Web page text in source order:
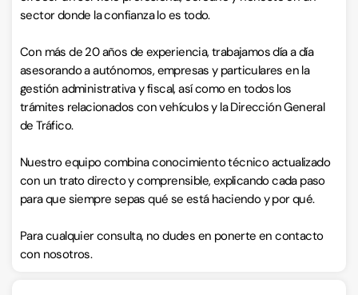
sector donde la confianza lo es todo.
Con más de 20 años de experiencia, trabajamos día a día
asesorando a autónomos, empresas y particulares en la
gestión administrativa y fiscal, así como en todos los
trámites relacionados con vehículos y la Dirección General
de Tráfico.
Nuestro equipo combina conocimiento técnico actualizado
con un trato directo y comprensible, explicando cada paso
para que siempre sepas qué se está haciendo y por qué.
Para cualquier consulta, no dudes en ponerte en contacto
con nosotros.